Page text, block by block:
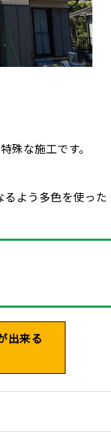
殊な施工です。
よう多色を使った
出来る